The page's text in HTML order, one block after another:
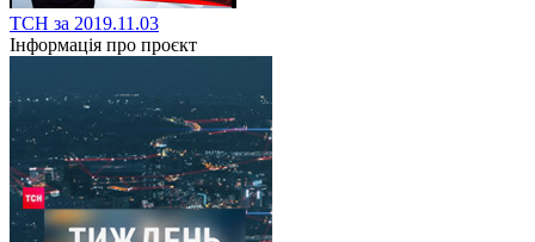
ТСН за 2019.11.03
Інформація про проєкт